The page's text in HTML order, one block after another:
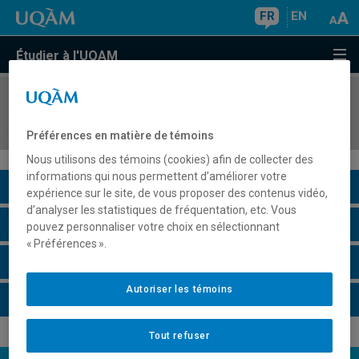
FR EN
Étudier à l'UQAM
COURS//
Description du cours
Horaire - Été 2026
Préférences en matière de témoins
Nous utilisons des témoins (cookies) afin de collecter des
informations qui nous permettent d’améliorer votre
expérience sur le site, de vous proposer des contenus vidéo,
d’analyser les statistiques de fréquentation, etc. Vous
pouvez personnaliser votre choix en sélectionnant
« Préférences ».
Tout refuser
Autoriser les témoins